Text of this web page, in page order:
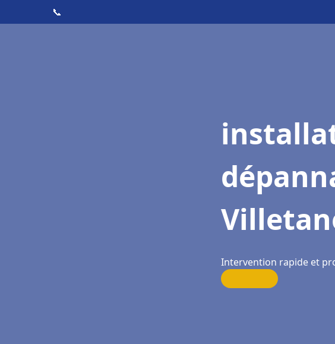
📞
Intervention rapide et